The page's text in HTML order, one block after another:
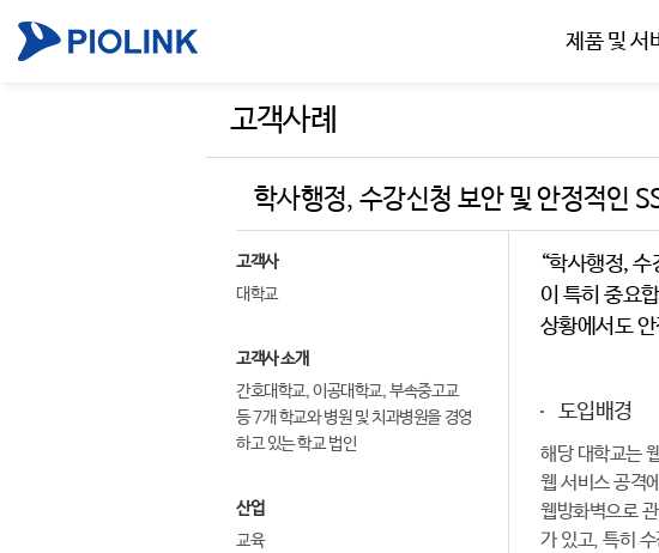
제품 및 서
고객사례
학사행정, 수강신청 보안 및 안정적인
고객사
대학교
고객사 소개
간호대학교, 이공대학교, 부속중고교
등 7개 학교와 병원 및 치과병원을 경영
하고 있는 학교 법인
산업
교육
“학사행정,
이 특히 중요
상황에서도
도입배경
해당 대학교는
웹 서비스 공격
웹방화벽으로
가 있고, 특히